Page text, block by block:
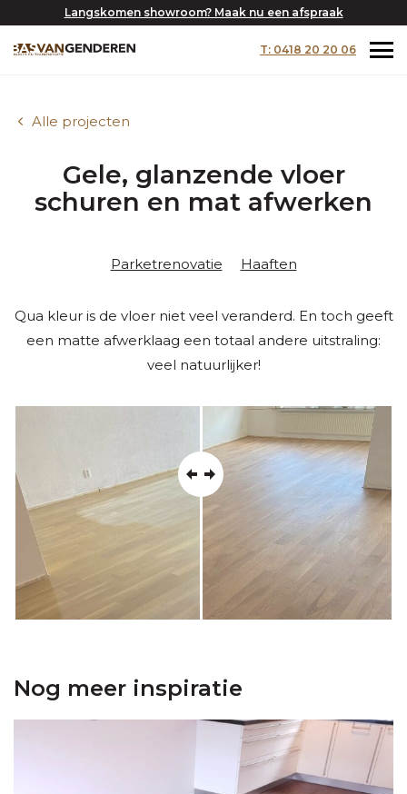
Langskomen showroom? Maak nu een afspraak
T: 0418 20 20 06
Alle projecten
Gele, glanzende vloer
schuren en mat afwerken
Parketrenovatie Haaften
Qua kleur is de vloer niet veel veranderd. En toch geeft
een matte afwerklaag een totaal andere uitstraling:
veel natuurlijker!
Nog meer inspiratie